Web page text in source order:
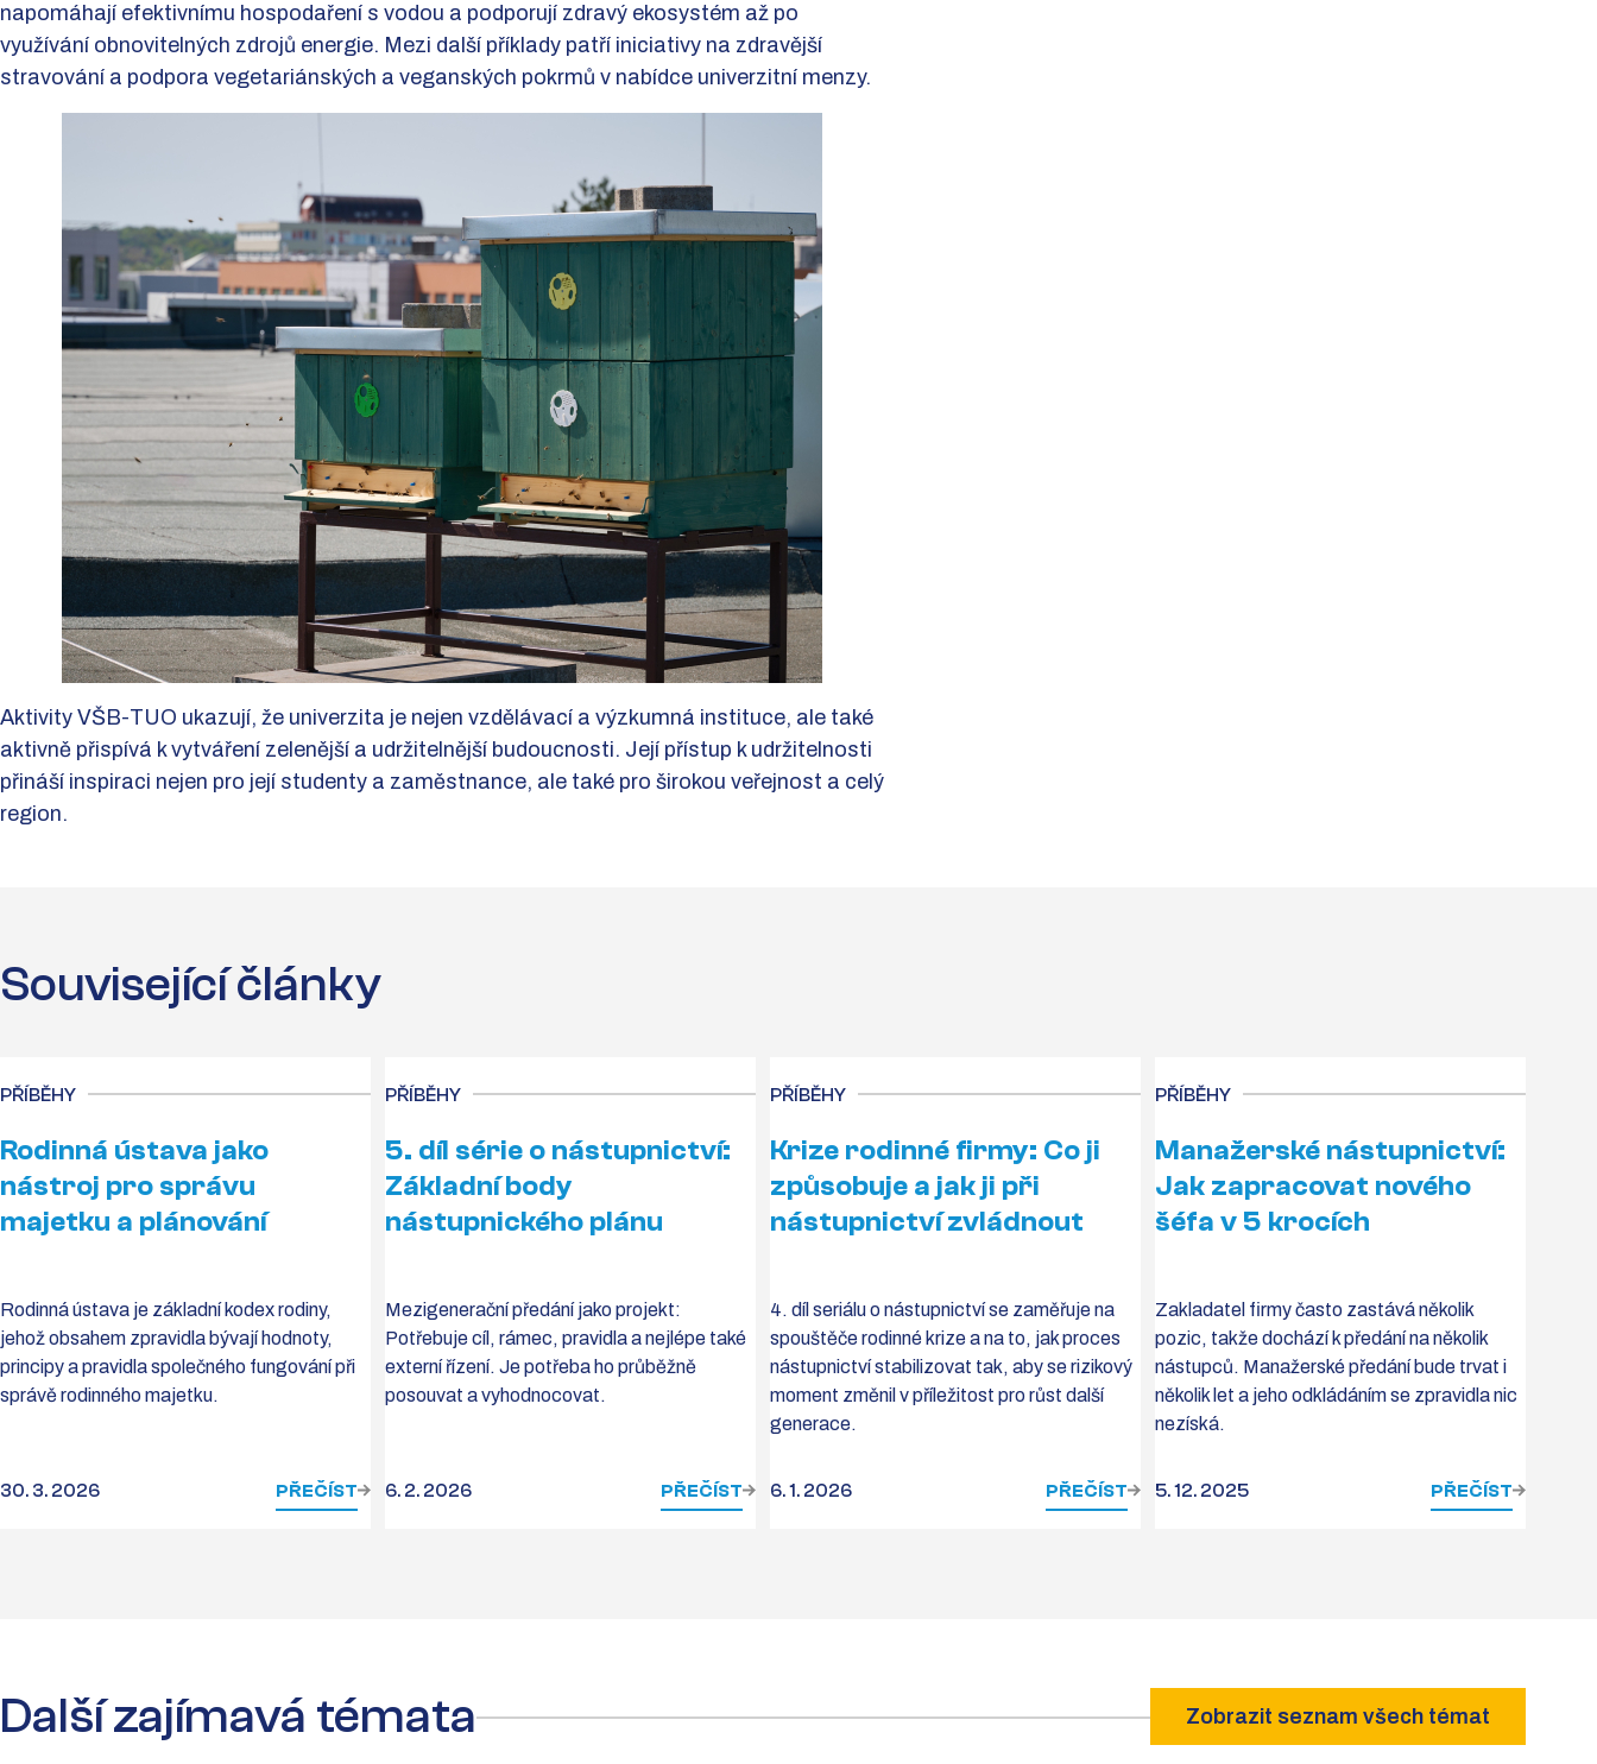
napomáhají efektivnímu hospodaření s vodou a podporují zdravý ekosystém až po
využívání obnovitelných zdrojů energie. Mezi další příklady patří iniciativy na zdravější
stravování a podpora vegetariánských a veganských pokrmů v nabídce univerzitní menzy.
Aktivity VŠB-TUO ukazují, že univerzita je nejen vzdělávací a výzkumná instituce, ale také
aktivně přispívá k vytváření zelenější a udržitelnější budoucnosti. Její přístup k udržitelnosti
přináší inspiraci nejen pro její studenty a zaměstnance, ale také pro širokou veřejnost a celý
region.
Související články
PŘÍBĚHY
Rodinná ústava jako
nástroj pro správu
majetku a plánování
Rodinná ústava je základní kodex rodiny,
jehož obsahem zpravidla bývají hodnoty,
principy a pravidla společného fungování při
správě rodinného majetku.
30. 3. 2026 PŘEČÍST
PŘÍBĚHY
5. díl série o nástupnictví:
Základní body
nástupnického plánu
Mezigenerační předání jako projekt:
Potřebuje cíl, rámec, pravidla a nejlépe také
externí řízení. Je potřeba ho průběžně
posouvat a vyhodnocovat.
6. 2. 2026 PŘEČÍST
PŘÍBĚHY
Krize rodinné firmy: Co ji
způsobuje a jak ji při
nástupnictví zvládnout
4. díl seriálu o nástupnictví se zaměřuje na
spouštěče rodinné krize a na to, jak proces
nástupnictví stabilizovat tak, aby se rizikový
moment změnil v příležitost pro růst další
generace.
6. 1. 2026 PŘEČÍST
PŘÍBĚHY
Manažerské nástupnictví:
Jak zapracovat nového
šéfa v 5 krocích
Zakladatel firmy často zastává několik
pozic, takže dochází k předání na několik
nástupců. Manažerské předání bude trvat i
několik let a jeho odkládáním se zpravidla nic
nezíská.
5. 12. 2025 PŘEČÍST
Další zajímavá témata Zobrazit seznam všech témat